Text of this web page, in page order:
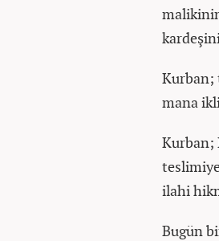
Kurban;
mana
Kurban;
ilahi
Bugün